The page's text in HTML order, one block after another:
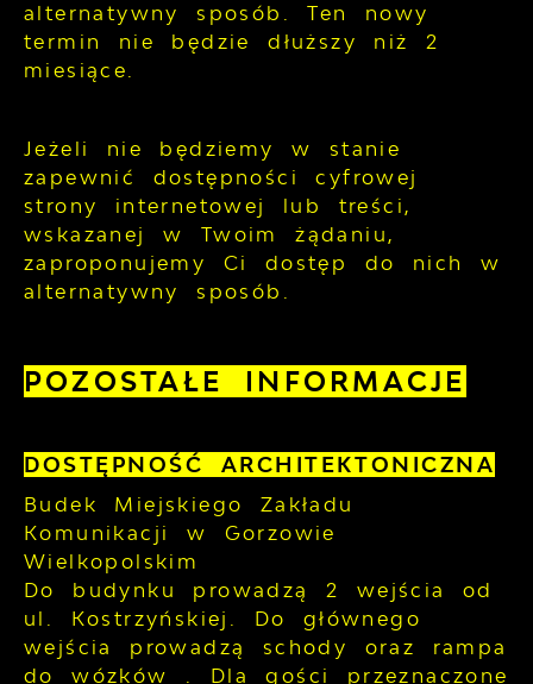
alternatywny sposób. Ten nowy
termin nie będzie dłuższy niż 2
miesiące.
Jeżeli nie będziemy w stanie
zapewnić dostępności cyfrowej
strony internetowej lub treści,
wskazanej w Twoim żądaniu,
zaproponujemy Ci dostęp do nich w
alternatywny sposób.
POZOSTAŁE INFORMACJE
DOSTĘPNOŚĆ ARCHITEKTONICZNA
Budek Miejskiego Zakładu
Komunikacji w Gorzowie
Wielkopolskim
Do budynku prowadzą 2 wejścia od
ul. Kostrzyńskiej. Do głównego
wejścia prowadzą schody oraz rampa
do wózków . Dla gości przeznaczone